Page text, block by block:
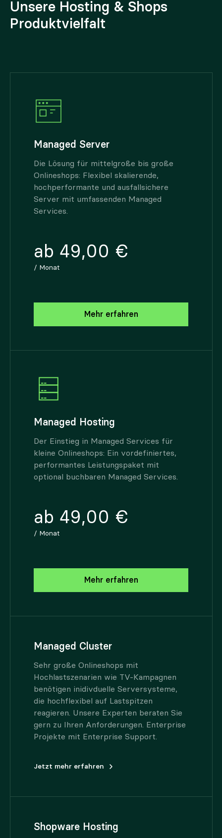
Unsere Hosting & Shops
Produktvielfalt
Managed Server
Die Lösung für mittelgroße bis große
Onlineshops: Flexibel skalierende,
hochperformante und ausfallsichere
Server mit umfassenden Managed
Services.
ab 49,00 €
/ Monat
Mehr erfahren
Managed Hosting
Der Einstieg in Managed Services für
kleine Onlineshops: Ein vordefiniertes,
performantes Leistungspaket mit
optional buchbaren Managed Services.
ab 49,00 €
/ Monat
Mehr erfahren
Managed Cluster
Sehr große Onlineshops mit
Hochlastszenarien wie TV-Kampagnen
benötigen inidivduelle Serversysteme,
die hochflexibel auf Lastspitzen
reagieren. Unsere Experten beraten Sie
gern zu Ihren Anforderungen. Enterprise
Projekte mit Enterprise Support.
Jetzt mehr erfahren
Shopware Hosting